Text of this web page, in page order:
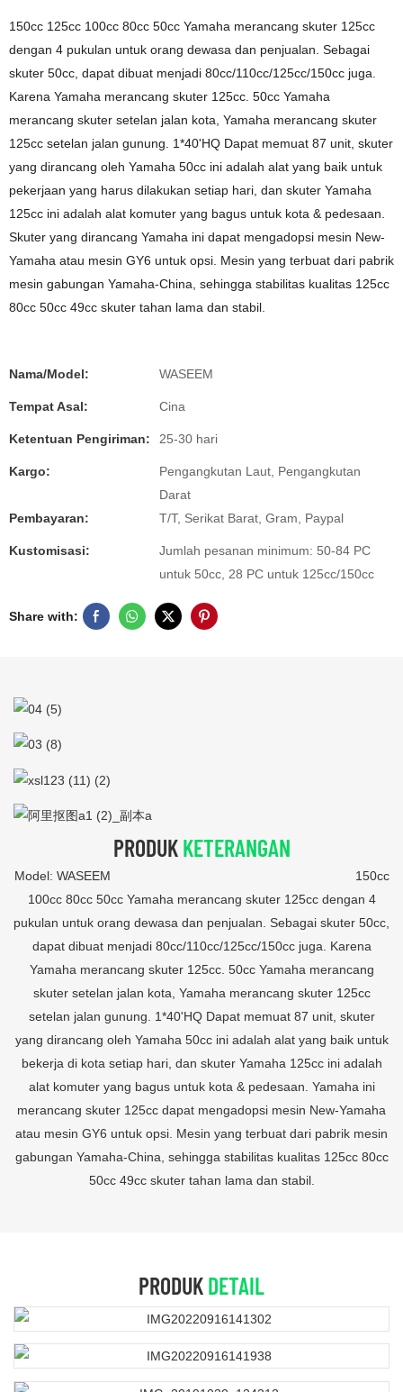
150cc 125cc 100cc 80cc 50cc Yamaha merancang skuter 125cc
dengan 4 pukulan untuk orang dewasa dan penjualan. Sebagai
skuter 50cc, dapat dibuat menjadi 80cc/110cc/125cc/150cc juga.
Karena Yamaha merancang skuter 125cc. 50cc Yamaha
merancang skuter setelan jalan kota, Yamaha merancang skuter
125cc setelan jalan gunung. 1*40'HQ Dapat memuat 87 unit, skuter
yang dirancang oleh Yamaha 50cc ini adalah alat yang baik untuk
pekerjaan yang harus dilakukan setiap hari, dan skuter Yamaha
125cc ini adalah alat komuter yang bagus untuk kota & pedesaan.
Skuter yang dirancang Yamaha ini dapat mengadopsi mesin New-
Yamaha atau mesin GY6 untuk opsi. Mesin yang terbuat dari pabrik
mesin gabungan Yamaha-China, sehingga stabilitas kualitas 125cc
80cc 50cc 49cc skuter tahan lama dan stabil.
Nama/Model: WASEEM
Tempat Asal: Cina
Ketentuan Pengiriman: 25-30 hari
Kargo:
Pengangkutan Laut, Pengangkutan
Darat
Pembayaran:
T/T, Serikat Barat, Gram, Paypal
Kustomisasi:
Jumlah pesanan minimum: 50-84 PC
untuk 50cc, 28 PC untuk 125cc/150cc
Share with:
PRODUKKETERANGAN
Model: WASEEM 150cc
100cc 80cc 50cc Yamaha merancang skuter 125cc dengan 4
pukulan untuk orang dewasa dan penjualan. Sebagai skuter 50cc,
dapat dibuat menjadi 80cc/110cc/125cc/150cc juga. Karena
Yamaha merancang skuter 125cc. 50cc Yamaha merancang
skuter setelan jalan kota, Yamaha merancang skuter 125cc
setelan jalan gunung. 1*40'HQ Dapat memuat 87 unit, skuter
yang dirancang oleh Yamaha 50cc ini adalah alat yang baik untuk
bekerja di kota setiap hari, dan skuter Yamaha 125cc ini adalah
alat komuter yang bagus untuk kota & pedesaan. Yamaha ini
merancang skuter 125cc dapat mengadopsi mesin New-Yamaha
atau mesin GY6 untuk opsi. Mesin yang terbuat dari pabrik mesin
gabungan Yamaha-China, sehingga stabilitas kualitas 125cc 80cc
50cc 49cc skuter tahan lama dan stabil.
PRODUKDETAIL